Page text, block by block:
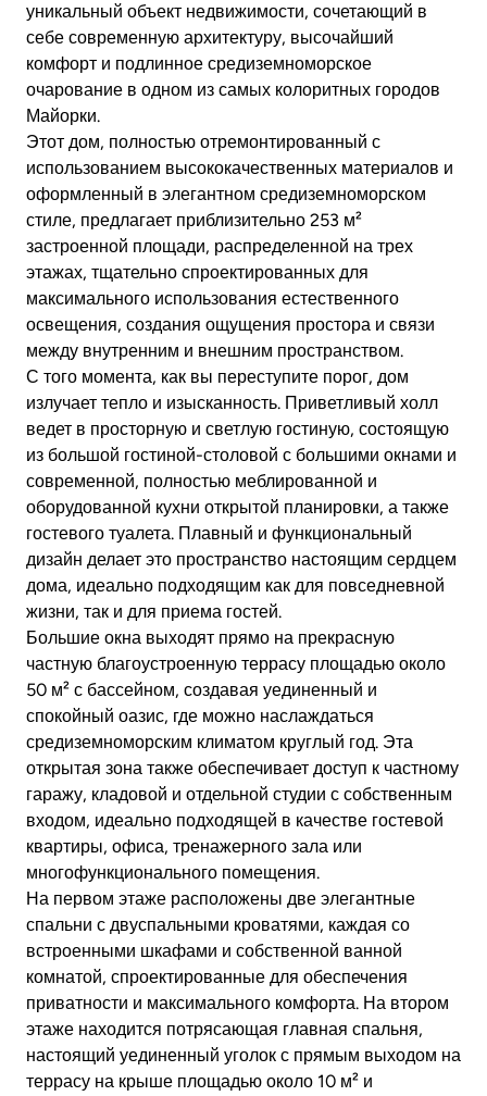
уникальный объект недвижимости, сочетающий в
себе современную архитектуру, высочайший
комфорт и подлинное средиземноморское
очарование в одном из самых колоритных городов
Майорки.
Этот дом, полностью отремонтированный с
использованием высококачественных материалов и
оформленный в элегантном средиземноморском
стиле, предлагает приблизительно 253 м²
застроенной площади, распределенной на трех
этажах, тщательно спроектированных для
максимального использования естественного
освещения, создания ощущения простора и связи
между внутренним и внешним пространством.
С того момента, как вы переступите порог, дом
излучает тепло и изысканность. Приветливый холл
ведет в просторную и светлую гостиную, состоящую
из большой гостиной-столовой с большими окнами и
современной, полностью меблированной и
оборудованной кухни открытой планировки, а также
гостевого туалета. Плавный и функциональный
дизайн делает это пространство настоящим сердцем
дома, идеально подходящим как для повседневной
жизни, так и для приема гостей.
Большие окна выходят прямо на прекрасную
частную благоустроенную террасу площадью около
50 м² с бассейном, создавая уединенный и
спокойный оазис, где можно наслаждаться
средиземноморским климатом круглый год. Эта
открытая зона также обеспечивает доступ к частному
гаражу, кладовой и отдельной студии с собственным
входом, идеально подходящей в качестве гостевой
квартиры, офиса, тренажерного зала или
многофункционального помещения.
На первом этаже расположены две элегантные
спальни с двуспальными кроватями, каждая со
встроенными шкафами и собственной ванной
комнатой, спроектированные для обеспечения
приватности и максимального комфорта. На втором
этаже находится потрясающая главная спальня,
настоящий уединенный уголок с прямым выходом на
террасу на крыше площадью около 10 м² и